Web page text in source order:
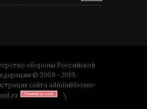
обороны Российской
© 2009 - 2019.
сайта admin@forum-
mil.ru